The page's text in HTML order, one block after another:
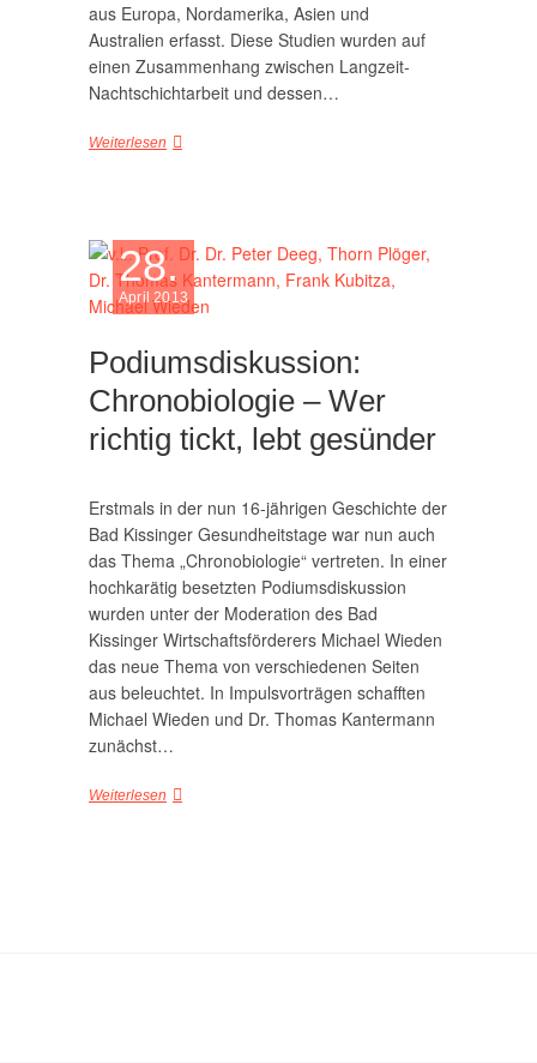
aus Europa, Nordamerika, Asien und
Australien erfasst. Diese Studien wurden auf
einen Zusammenhang zwischen Langzeit-
Nachtschichtarbeit und dessen…
Weiterlesen
28.
April 2013
Podiumsdiskussion:
Chronobiologie – Wer
richtig tickt, lebt gesünder
Erstmals in der nun 16-jährigen Geschichte der
Bad Kissinger Gesundheitstage war nun auch
das Thema „Chronobiologie“ vertreten. In einer
hochkarätig besetzten Podiumsdiskussion
wurden unter der Moderation des Bad
Kissinger Wirtschaftsförderers Michael Wieden
das neue Thema von verschiedenen Seiten
aus beleuchtet. In Impulsvorträgen schafften
Michael Wieden und Dr. Thomas Kantermann
zunächst…
Weiterlesen